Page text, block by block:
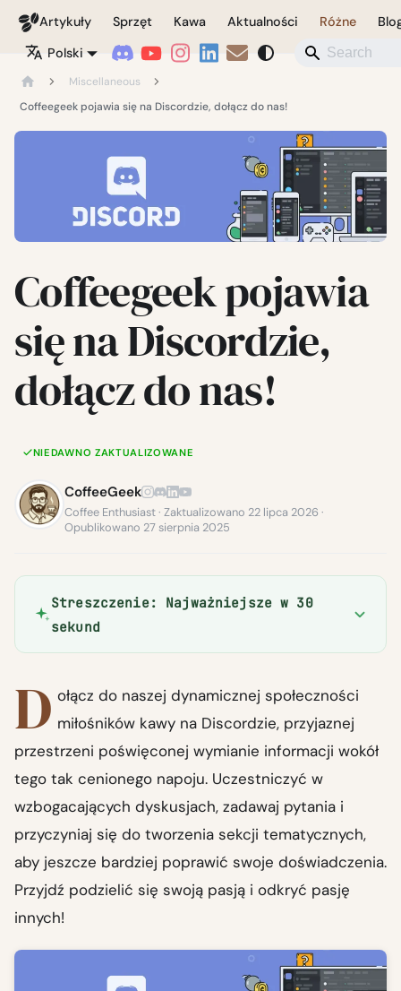
Coffeegeek
Artykuły Sprzęt Kawa Aktualności Różne
Polski
Miscellaneous
Coffeegeek pojawia się na Discordzie, dołącz do nas!
Coffeegeek pojawia
się na Discordzie,
dołącz do nas!
NIEDAWNO ZAKTUALIZOWANE
CoffeeGeek
Coffee Enthusiast · Zaktualizowano 22 lipca 2026 ·
Opublikowano 27 sierpnia 2025
Streszczenie: Najważniejsze w 30
sekund
D ołącz do naszej dynamicznej społeczności
miłośników kawy na Discordzie, przyjaznej
przestrzeni poświęconej wymianie informacji wokół
tego tak cenionego napoju. Uczestniczyć w
wzbogacających dyskusjach, zadawaj pytania i
przyczyniaj się do tworzenia sekcji tematycznych,
aby jeszcze bardziej poprawić swoje doświadczenia.
Przyjdź podzielić się swoją pasją i odkryć pasję
innych!